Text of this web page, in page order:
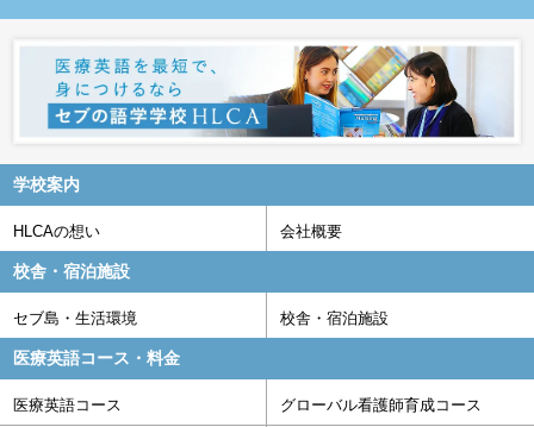
学校案内
HLCAの想い 会社概要
校舎・宿泊施設
セブ島・生活環境 校舎・宿泊施設
医療英語コース・料金
医療英語コース グローバル看護師育成コース